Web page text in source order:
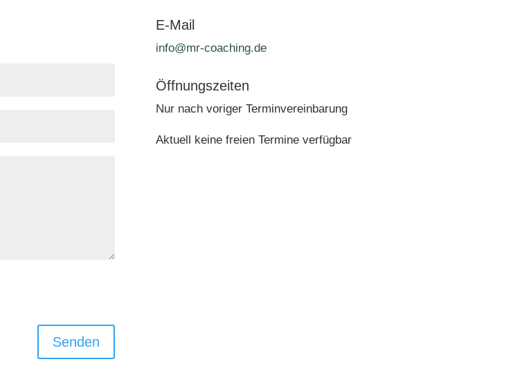
Senden
E-Mail
info@mr-coaching.de
Öffnungszeiten
Nur nach voriger Terminvereinbarung
Aktuell keine freien Termine verfügbar